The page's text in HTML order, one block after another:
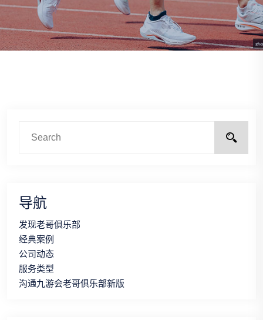
导航
发现老哥俱乐部
经典案例
公司动态
服务类型
沟通九游会老哥俱乐部新版